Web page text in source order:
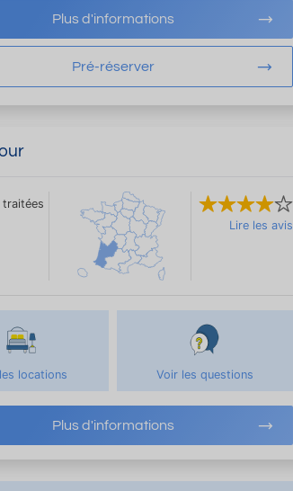
Plus d'informations
Pré-réserver
Lire les avis
locations Voir les questions
Plus d'informations